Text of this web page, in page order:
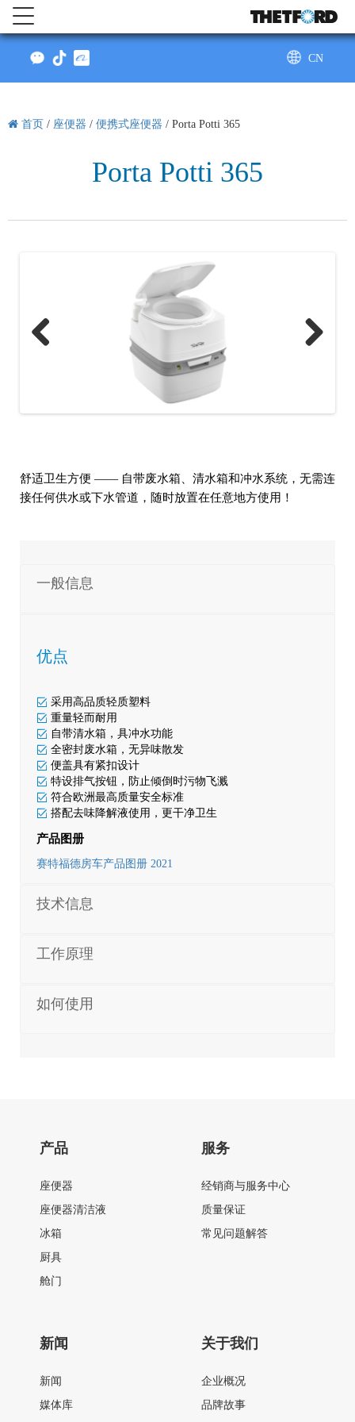
CN
首页 / 座便器 / 便携式座便器 / Porta Potti 365
Porta Potti 365
舒适卫生方便 —— 自带废水箱、清水箱和冲水系统，无需连
接任何供水或下水管道，随时放置在任意地方使用！
一般信息
优点
采用高品质轻质塑料
重量轻而耐用
自带清水箱，具冲水功能
全密封废水箱，无异味散发
便盖具有紧扣设计
特设排气按钮，防止倾倒时污物飞溅
符合欧洲最高质量安全标准
搭配去味降解液使用，更干净卫生
产品图册
赛特福德房车产品图册 2021
技术信息
工作原理
如何使用
产品
座便器
座便器清洁液
冰箱
厨具
舱门
服务
经销商与服务中心
质量保证
常见问题解答
新闻
新闻
媒体库
关于我们
企业概况
品牌故事